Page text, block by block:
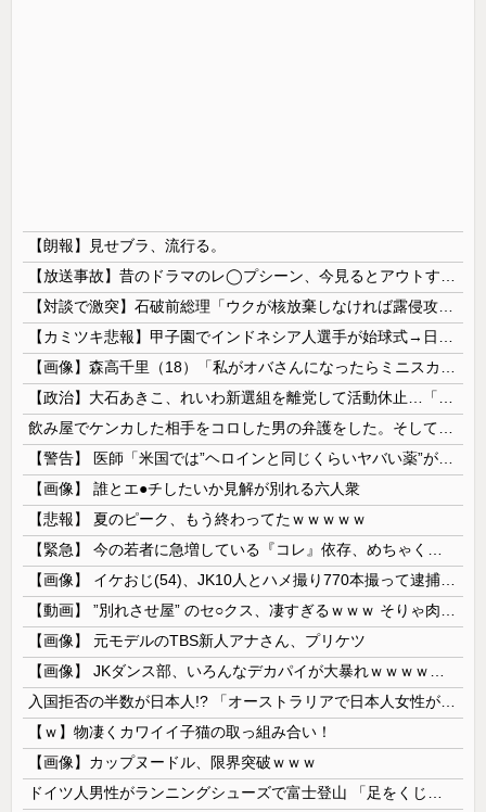
【朗報】見せブラ、流行る。
【画像】 誰とエ●チしたいか見解が別れる六人衆
【悲報】 夏のピーク、もう終わってたｗｗｗｗｗ
【画像】 元モデルのTBS新人アナさん、プリケツ
【ｗ】物凄くカワイイ子猫の取っ組み合い！
【画像】カップヌードル、限界突破ｗｗｗ